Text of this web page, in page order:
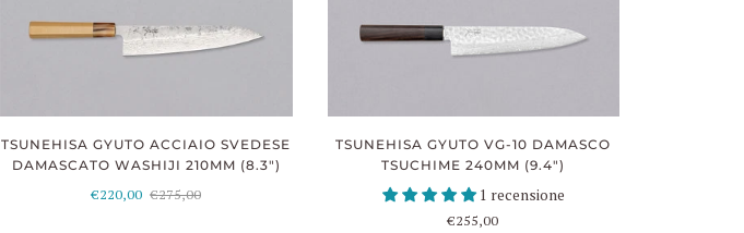
TSUNEHISA GYUTO ACCIAIO SVEDESE
DAMASCATO WASHIJI 210MM (8.3")
€220,00 €275,00
TSUNEHISA GYUTO VG-10 DAMASCO
TSUCHIME 240MM (9.4")
1 recensione
€255,00